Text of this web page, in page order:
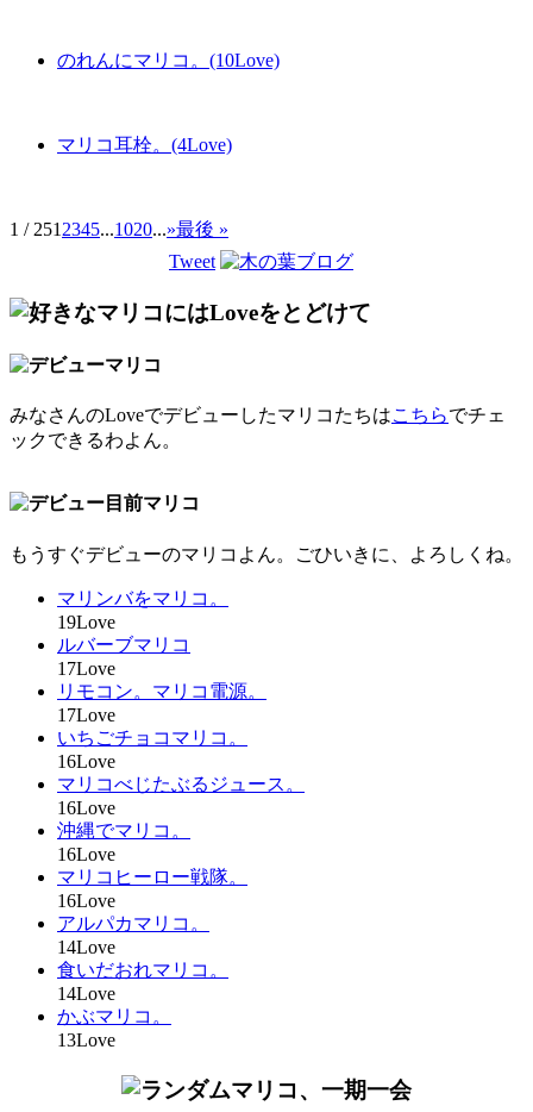
のれんにマリコ。(10Love)
マリコ耳栓。(4Love)
1 / 251 2345...1020...»最後 »
Tweet
みなさんのLoveでデビューしたマリコたちはこちらでチェ
ックできるわよん。
もうすぐデビューのマリコよん。ごひいきに、よろしくね。
マリンバをマリコ。
19Love
ルバーブマリコ
17Love
リモコン。マリコ電源。
17Love
いちごチョコマリコ。
16Love
マリコべじたぶるジュース。
16Love
沖縄でマリコ。
16Love
マリコヒーロー戦隊。
16Love
アルパカマリコ。
14Love
食いだおれマリコ。
14Love
かぶマリコ。
13Love